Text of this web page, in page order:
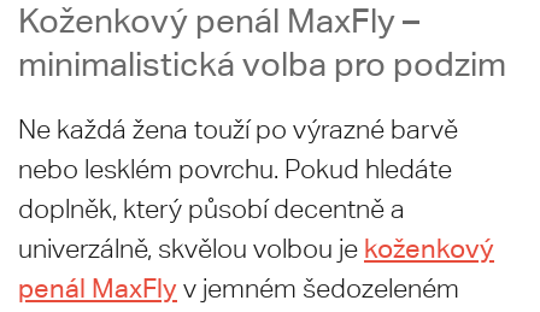
Koženkový penál MaxFly –
minimalistická volba pro podzim
Ne každá žena touží po výrazné barvě
nebo lesklém povrchu. Pokud hledáte
doplněk, který působí decentně a
univerzálně, skvělou volbou je koženkový
penál MaxFly v jemném šedozeleném